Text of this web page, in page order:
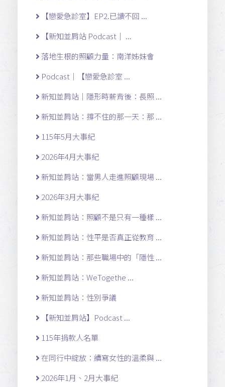
【戀愛急診室】EP2.已讀不回 ...
【新知並肩站 Podcast｜ ...
落地生根的照顧力量：南洋姊妹會
Podcast｜【戀愛急診室 ...
新知並肩站｜隱形時薪背後：長照 ...
新知並肩站：撐不住的那一天：那 ...
115年5月大事紀
2026年4月大事紀
新知並肩站：當男人走進照顧現場 ...
2026年3月大事紀
新知並肩站：照顧不是只有一種樣 ...
新知並肩站：性平是否真正從教育 ...
新知並肩站：那些職場中的「隱性 ...
新知並肩站：WeTogethe ...
新知並肩站：性別爭議
【新知並肩站】Podcast ...
115年捐款人名單
在同行中綻放：續寫女性的溫柔與 ...
2026年1月、2月大事紀